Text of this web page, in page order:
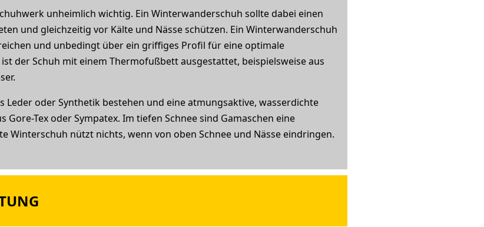
unheimlich wichtig. Ein Winterwanderschuh sollte dabei einen
und gleichzeitig vor Kälte und Nässe schützen. Ein Winterwanderschuh
und unbedingt über ein griffiges Profil für eine optimale
der Schuh mit einem Thermofußbett ausgestattet, beispielsweise aus
Leder oder Synthetik bestehen und eine atmungsaktive, wasserdichte
Gore-Tex oder Sympatex. Im tiefen Schnee sind Gamaschen eine
Winterschuh nützt nichts, wenn von oben Schnee und Nässe eindringen.